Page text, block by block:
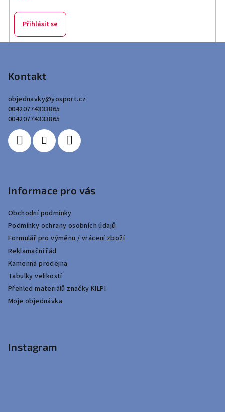
Přihlásit se
Kontakt
objednavky@yosport.cz
00420774333865
00420774333865
Informace pro vás
Obchodní podmínky
Podmínky ochrany osobních údajů
Formulář pro výměnu / vrácení zboží
Reklamační řád
Kamenná prodejna
Tabulky velikostí
Přehled materiálů značky KILPI
Moje objednávka
Instagram